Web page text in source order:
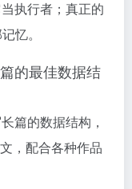
执行者；真正的
忆。
的最佳数据结
篇的数据结构，
，配合各种作品